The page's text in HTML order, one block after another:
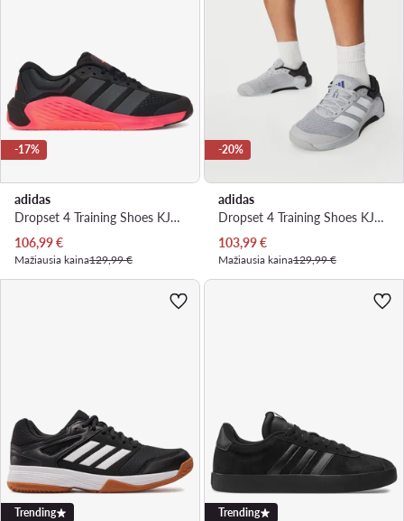
-17%
adidas
Dropset 4 Training Shoes KJ6612 · Batai į sporto salę
Dabartinė kaina
106,99€
Mažiausia kaina129,99 €
-20%
adidas
Dropset 4 Training Shoes KJ6611 · Batai į sporto salę
Dabartinė kaina
103,99€
Mažiausia kaina129,99 €
Trending Trending